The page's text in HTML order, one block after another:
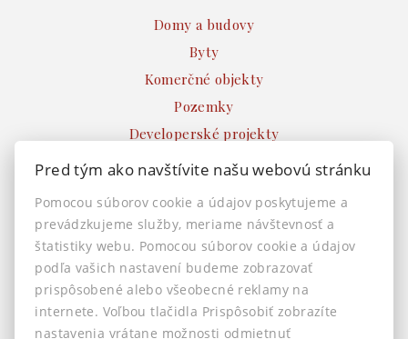
Domy a budovy
Byty
Komerčné objekty
Pozemky
Developerské projekty
Ostatné
INFO
Makléri
Napíšte nám
Kontakt
Nastavenie cookies
Pred tým ako navštívite našu webovú stránku
Pomocou súborov cookie a údajov poskytujeme a
prevádzkujeme služby, meriame návštevnosť a
štatistiky webu. Pomocou súborov cookie a údajov
podľa vašich nastavení budeme zobrazovať
prispôsobené alebo všeobecné reklamy na
internete. Voľbou tlačidla Prispôsobiť zobrazíte
nastavenia vrátane možnosti odmietnuť